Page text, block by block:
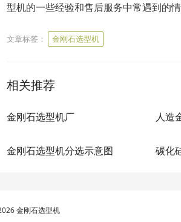
型机的一些经验和售后服务中常遇到的
文章标签： 金刚石选型机
相关推荐
金刚石选型机厂 人造
金刚石选型机分选示意图 碳化
金刚石选型机